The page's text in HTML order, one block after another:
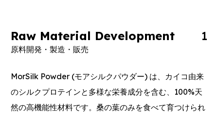
Raw Material Development
原料開発・製造・販売
1
MorSilk Powder (モアシルクパウダー) は、カイコ由来
のシルクプロテインと多様な栄養成分を含む、100%天
然の高機能性材料です。桑の葉のみを食べて育つけられ